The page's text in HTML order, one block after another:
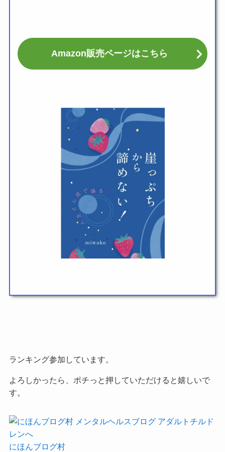
Amazon販売ページはこちら
ランキング参加しています。
よろしかったら、ポチっと押していただけると嬉しいで
す。
にほんブログ村